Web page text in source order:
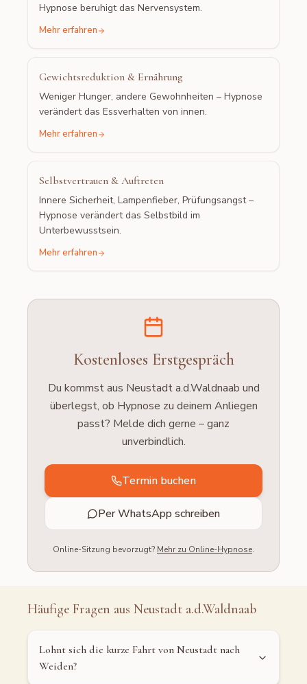
Hypnose beruhigt das Nervensystem.
Mehr erfahren
Gewichtsreduktion & Ernährung
Weniger Hunger, andere Gewohnheiten – Hypnose
verändert das Essverhalten von innen.
Mehr erfahren
Selbstvertrauen & Auftreten
Innere Sicherheit, Lampenfieber, Prüfungsangst –
Hypnose verändert das Selbstbild im
Unterbewusstsein.
Mehr erfahren
Kostenloses Erstgespräch
Du kommst aus Neustadt a.d.Waldnaab und
überlegst, ob Hypnose zu deinem Anliegen
passt? Melde dich gerne – ganz
unverbindlich.
Termin buchen
Per WhatsApp schreiben
Online-Sitzung bevorzugt? Mehr zu Online-Hypnose.
Häufige Fragen aus Neustadt a.d.Waldnaab
Lohnt sich die kurze Fahrt von Neustadt nach
Weiden?